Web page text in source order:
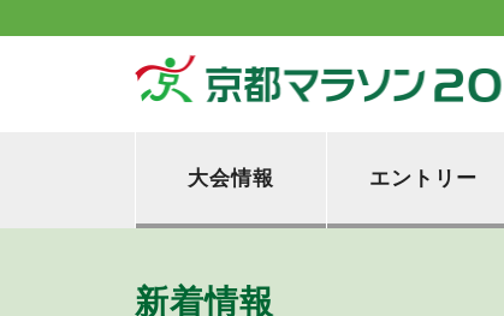
大会情報 エントリー
新着情報